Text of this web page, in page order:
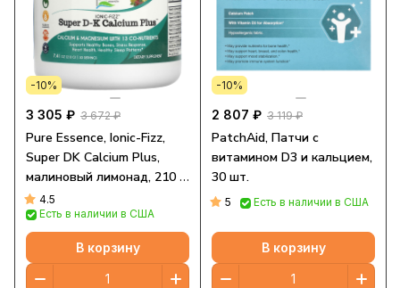
-10%
3 305 ₽ 3 672 ₽
Pure Essence, Ionic-Fizz,
Super DK Calcium Plus,
малиновый лимонад, 210 г
(7,41 унции)
4.5
Есть в наличии в США
В корзину
-10%
2 807 ₽ 3 119 ₽
PatchAid, Патчи с
витамином D3 и кальцием,
30 шт.
5 Есть в наличии в США
В корзину